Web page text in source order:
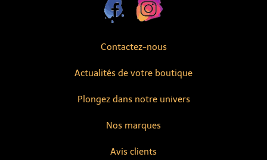
Contactez-nous
Actualités de votre boutique
Avis clients
Nos marques
Plongez dans notre univers